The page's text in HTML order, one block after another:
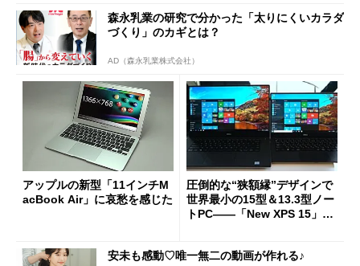
森永乳業の研究で分かった「太りにくいカラダ
づくり」のカギとは？
AD（森永乳業株式会社）
アップルの新型「11インチM
acBook Air」に哀愁を感じた
圧倒的な“狭額縁”デザインで
世界最小の15型＆13.3型ノー
トPC――「New XPS 15」
安未も感動♡唯一無二の動画が作れる♪